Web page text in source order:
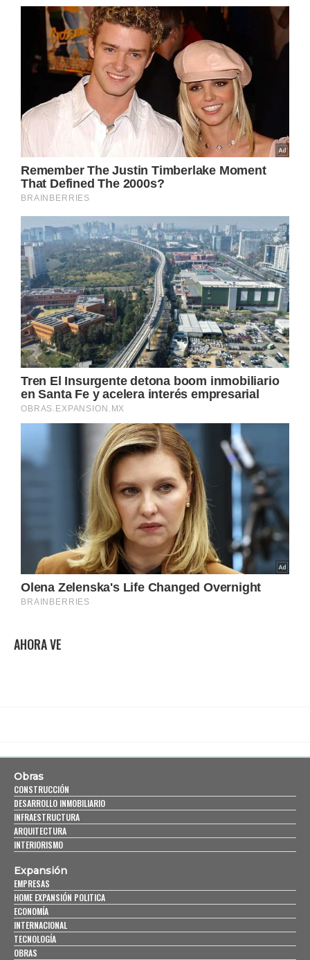
AHORA VE
Obras
CONSTRUCCIÓN
DESARROLLO INMOBILIARIO
INFRAESTRUCTURA
ARQUITECTURA
INTERIORISMO
Expansión
EMPRESAS
HOME EXPANSIÓN POLITICA
ECONOMÍA
INTERNACIONAL
TECNOLOGÍA
OBRAS